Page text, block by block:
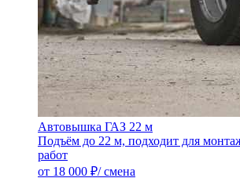
Автовышка ГАЗ 22 м
Подъём до 22 м, подходит для
работ
от 18 000 ₽/ смена